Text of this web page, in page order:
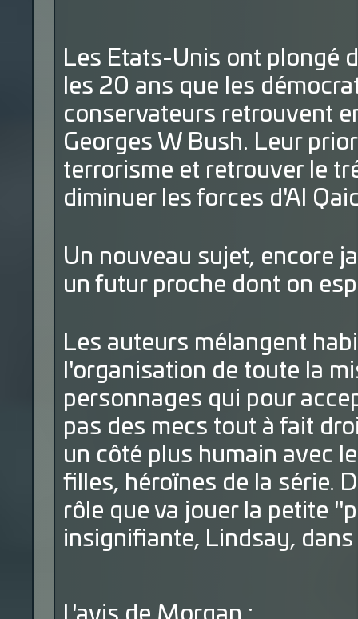
Les Etats-Unis ont plongé
les 20 ans que les
conservateurs retrouvent
Georges W Bush. Leur
terrorisme et retrouver le
diminuer les forces d'Al
Un nouveau sujet, encore
un futur proche dont on
Les auteurs mélangent
l'organisation de toute la
personnages qui pour
pas des mecs tout à fait
un côté plus humain avec
filles, héroïnes de la série.
rôle que va jouer la petite
insignifiante, Lindsay,